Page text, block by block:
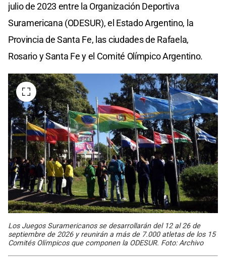
julio de 2023 entre la Organización Deportiva
Suramericana (ODESUR), el Estado Argentino, la
Provincia de Santa Fe, las ciudades de Rafaela,
Rosario y Santa Fe y el Comité Olímpico Argentino.
Los Juegos Suramericanos se desarrollarán del 12 al 26 de
septiembre de 2026 y reunirán a más de 7.000 atletas de los 15
Comités Olímpicos que componen la ODESUR. Foto: Archivo